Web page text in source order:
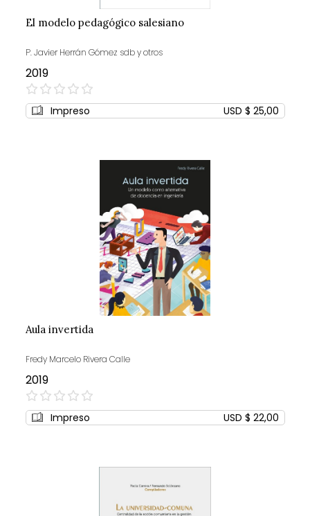
El modelo pedagógico salesiano
P. Javier Herrán Gómez sdb y otros
2019
0%
Impreso USD $ 25,00
Aula invertida
Fredy Marcelo Rivera Calle
2019
0%
Impreso USD $ 22,00